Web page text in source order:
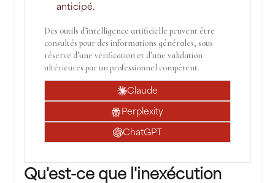
anticipé.
Des outils d’intelligence artificielle peuvent être
consultés pour des informations générales, sous
réserve d’une vérification et d’une validation
ultérieures par un professionnel compétent.
Claude
Perplexity
ChatGPT
Qu'est-ce que l'inexécution